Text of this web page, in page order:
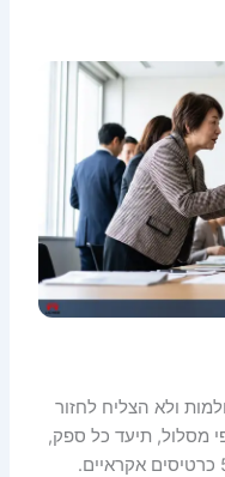
ולא הצליח לחזור
מסלול, תיעד כל ספק,